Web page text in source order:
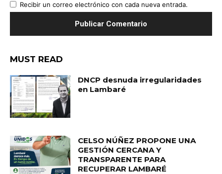
Recibir un correo electrónico con cada nueva entrada.
MUST READ
DNCP desnuda irregularidades
en Lambaré
CELSO NÚÑEZ PROPONE UNA
GESTIÓN CERCANA Y
TRANSPARENTE PARA
RECUPERAR LAMBARÉ